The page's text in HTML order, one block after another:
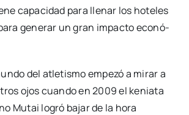
capa­ci­dad para lle­nar los hote­les
gene­rar un gran impac­to eco­nó­
del atle­tis­mo empe­zó a mirar a
ojos cuan­do en 2009 el kenia­ta
Mutai logró bajar de la hora